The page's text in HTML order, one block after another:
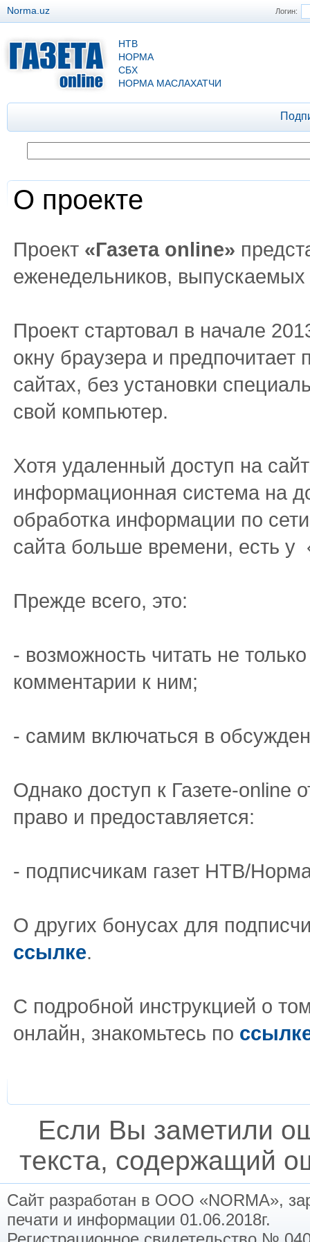
Логин:
Norma.uz
НТВ
НОРМА
СБХ
НОРМА МАСЛАХАТЧИ
О проекте
Проект «Газета online»
еженедельников,
Проект стартовал в начале
окну браузера и
сайтах, без установки
свой компьютер.
Хотя удаленный доступ на
информационная система на
обработка информации по
сайта больше времени, есть у
Прежде всего, это:
- возможность читать не
комментарии к ним;
- самим включаться в
Однако доступ к Газете-online
право и предоставляется:
- подписчикам газет НТВ/
О других бонусах для
ссылке.
С подробной инструкцией о
онлайн, знакомьтесь по
Если Вы заметили
текста, содержащий
Сайт разработан в ООО «NORMA»,
печати и информации 01.06.2018г.